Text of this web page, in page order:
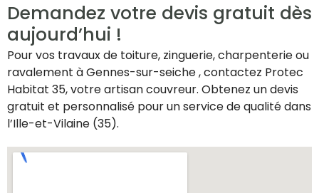
Demandez votre devis gratuit dès
aujourd’hui !
Pour vos travaux de toiture, zinguerie, charpenterie ou
ravalement à Gennes-sur-seiche , contactez Protec
Habitat 35, votre artisan couvreur. Obtenez un devis
gratuit et personnalisé pour un service de qualité dans
l’Ille-et-Vilaine (35).